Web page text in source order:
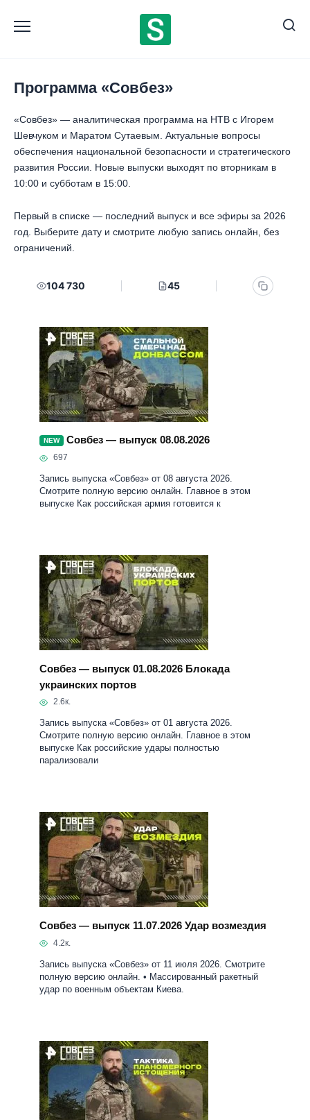
содержанию
Программа «Совбез»
«Совбез» — аналитическая программа на НТВ с Игорем
Шевчуком и Маратом Сутаевым. Актуальные вопросы
обеспечения национальной безопасности и стратегического
развития России. Новые выпуски выходят по вторникам в
10:00 и субботам в 15:00.
Первый в списке — последний выпуск и все эфиры за 2026
год. Выберите дату и смотрите любую запись онлайн, без
ограничений.
104 730 45
NEW Совбез — выпуск 08.08.2026
697
Запись выпуска «Совбез» от 08 августа 2026.
Смотрите полную версию онлайн. Главное в этом
выпуске Как российская армия готовится к
Совбез — выпуск 01.08.2026 Блокада
украинских портов
2.6к.
Запись выпуска «Совбез» от 01 августа 2026.
Смотрите полную версию онлайн. Главное в этом
выпуске Как российские удары полностью
парализовали
Совбез — выпуск 11.07.2026 Удар возмездия
4.2к.
Запись выпуска «Совбез» от 11 июля 2026. Смотрите
полную версию онлайн. • Массированный ракетный
удар по военным объектам Киева.